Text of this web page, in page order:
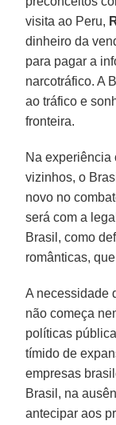
visita ao Peru,
dinheiro da
para pagar a
narcotráfico. A
ao tráfico e
fronteira.
Na experiência
vizinhos, o
novo no
será com a
Brasil, como
românticas,
A necessidade
não começa
políticas
tímido de
empresas
Brasil, na
antecipar aos